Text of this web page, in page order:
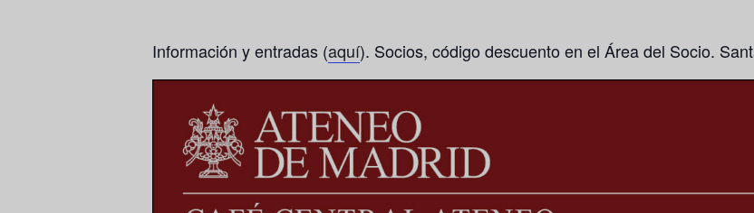
Información y entradas (aquí). Socios, código descuento en el Área del Socio.